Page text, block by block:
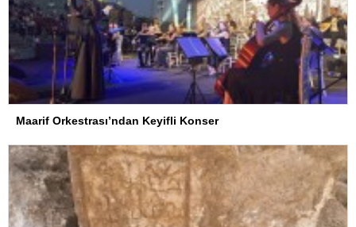
Maarif Orkestrası’ndan Keyifli Konser